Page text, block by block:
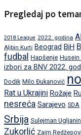
Pregledaj po
2018 League 2022. godina
Aljbin Kurti Beograd BiH
fudbal Hapšenje
izbori za BNV 2022.
Dodik Milo Đukanović
Rat u Ukrajini Rožaje
nesreća Sarajevo SDA
Srbija Sulejman Ugljanin
Zukorlić Zaim